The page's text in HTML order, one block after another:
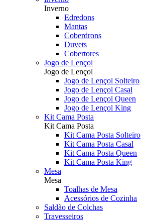
Inverno
Edredons
Mantas
Coberdrons
Duvets
Cobertores
Jogo de Lençol
Jogo de Lençol
Jogo de Lençol Solteiro
Jogo de Lençol Casal
Jogo de Lençol Queen
Jogo de Lençol King
Kit Cama Posta
Kit Cama Posta
Kit Cama Posta Solteiro
Kit Cama Posta Casal
Kit Cama Posta Queen
Kit Cama Posta King
Mesa
Mesa
Toalhas de Mesa
Acessórios de Cozinha
Saldão de Colchas
Travesseiros